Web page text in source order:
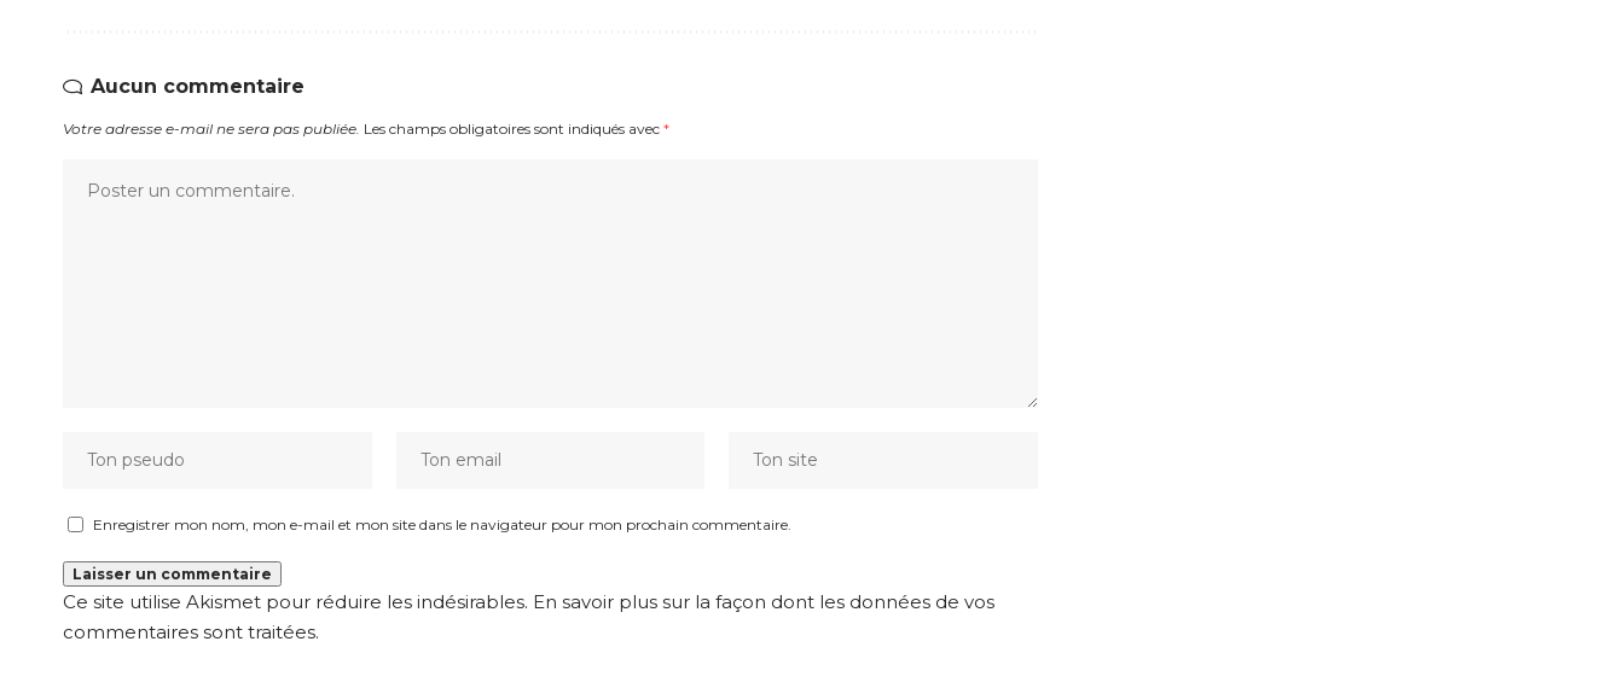
Aucun commentaire
Votre adresse e-mail ne sera pas publiée. Les champs obligatoires sont indiqués avec *
Enregistrer mon nom, mon e-mail et mon site dans le navigateur pour mon prochain commentaire.
Ce site utilise Akismet pour réduire les indésirables. En savoir plus sur la façon dont les données de vos
commentaires sont traitées.